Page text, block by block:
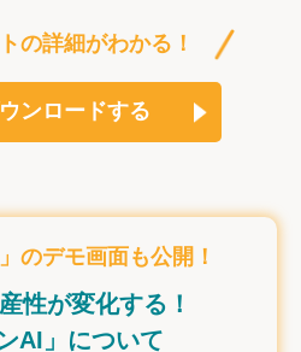
の詳細がわかる！
ンロードする
のデモ画面も公開！
性が変化する！
AI」について